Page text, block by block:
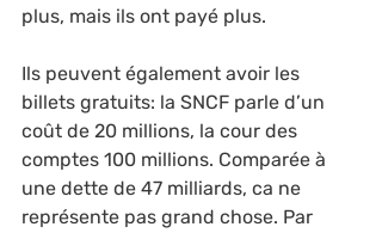
plus, mais ils ont payé plus.
Ils peuvent également avoir les
billets gratuits: la SNCF parle d’un
coût de 20 millions, la cour des
comptes 100 millions. Comparée à
une dette de 47 milliards, ca ne
représente pas grand chose. Par